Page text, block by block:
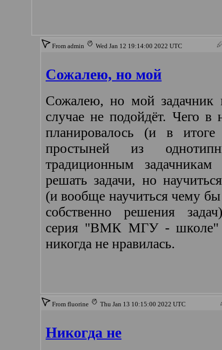
From admin Wed Jan 12 19:14:00 2022 UTC
Сожалею, но мой
Сожалею, но мой задачник
случае не подойдёт. Чего в
планировалось (и в
простыней из
традиционным
решать задачи, но
(и вообще научиться чему
собственно решения
серия "ВМК МГУ - школе"
никогда не нравилась.
From fluorine Thu Jan 13 10:15:00 2022 UTC
Никогда не